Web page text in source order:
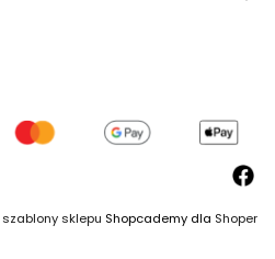
szablony sklepu Shopcademy dla Shoper